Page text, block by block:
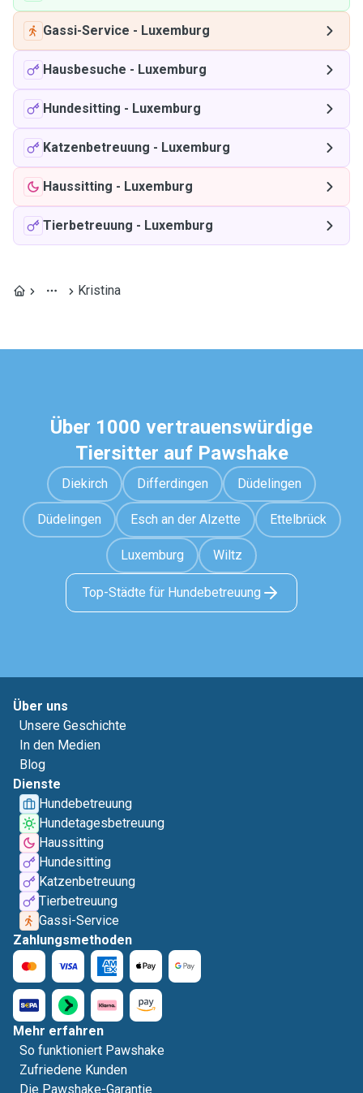
Gassi-Service - Luxemburg
Hausbesuche - Luxemburg
Hundesitting - Luxemburg
Katzenbetreuung - Luxemburg
Haussitting - Luxemburg
Tierbetreuung - Luxemburg
Kristina
Über 1000 vertrauenswürdige
Tiersitter auf Pawshake
Diekirch Differdingen Düdelingen
Düdelingen Esch an der Alzette Ettelbrück
Luxemburg Wiltz
Top-Städte für Hundebetreuung
Über uns
Unsere Geschichte
In den Medien
Blog
Dienste
Hundebetreuung
Hundetagesbetreuung
Haussitting
Hundesitting
Katzenbetreuung
Tierbetreuung
Gassi-Service
Zahlungsmethoden
Mehr erfahren
So funktioniert Pawshake
Zufriedene Kunden
Die Pawshake-Garantie